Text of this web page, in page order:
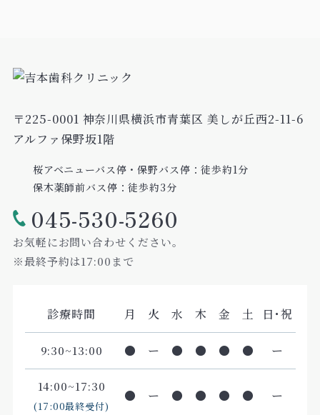
〒225-0001 神奈川県横浜市青葉区美しが丘西2-11-6
アルファ保野坂1階
桜アベニューバス停・保野バス停：徒歩約1分
保木薬師前バス停：徒歩約3分
045-530-5260
お気軽にお問い合わせください。
※最終予約は17:00まで
診療時間 月 火 水 木 金 土 日･祝
9:30~13:00 ● ー ● ● ● ● ー
14:00~17:30
(17:00最終受付)
● ー ● ● ● ● ー